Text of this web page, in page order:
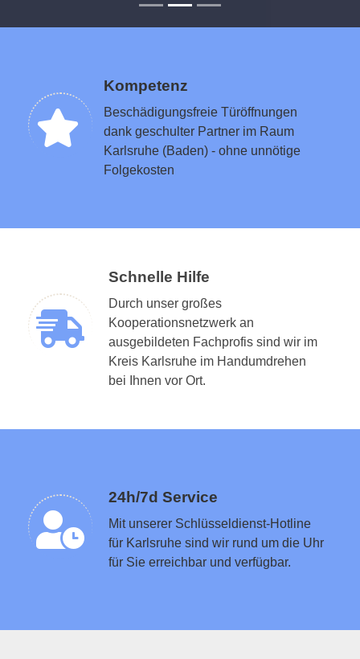
Kompetenz
Beschädigungsfreie Türöffnungen
dank geschulter Partner im Raum
Karlsruhe (Baden) - ohne unnötige
Folgekosten
Schnelle Hilfe
Durch unser großes
Kooperationsnetzwerk an
ausgebildeten Fachprofis sind wir im
Kreis Karlsruhe im Handumdrehen
bei Ihnen vor Ort.
24h/7d Service
Mit unserer Schlüsseldienst-Hotline
für Karlsruhe sind wir rund um die Uhr
für Sie erreichbar und verfügbar.
Schlüsseldienst in der Nähe vermitteln